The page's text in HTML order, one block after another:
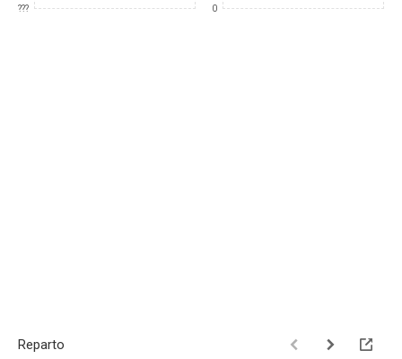
??? 0
Reparto